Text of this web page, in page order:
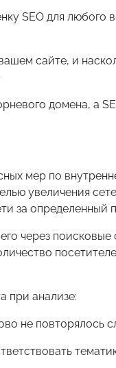
SEO для любого
сайте, и
домена, а
мер по
увеличения
за определенный
через
при анализе:
не повторялось